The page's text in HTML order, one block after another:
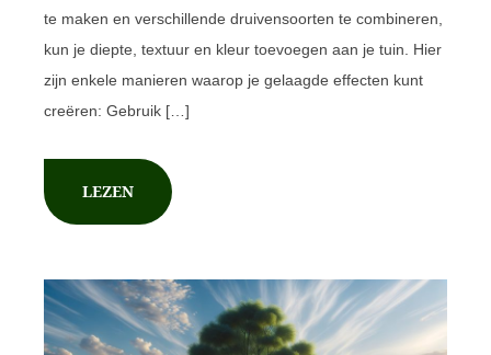
te maken en verschillende druivensoorten te combineren,
kun je diepte, textuur en kleur toevoegen aan je tuin. Hier
zijn enkele manieren waarop je gelaagde effecten kunt
creëren: Gebruik […]
LEZEN